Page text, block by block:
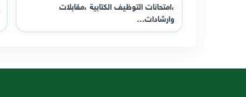
،امتحانات التوظيف الكتابية ،مقابلات
وارشادات…